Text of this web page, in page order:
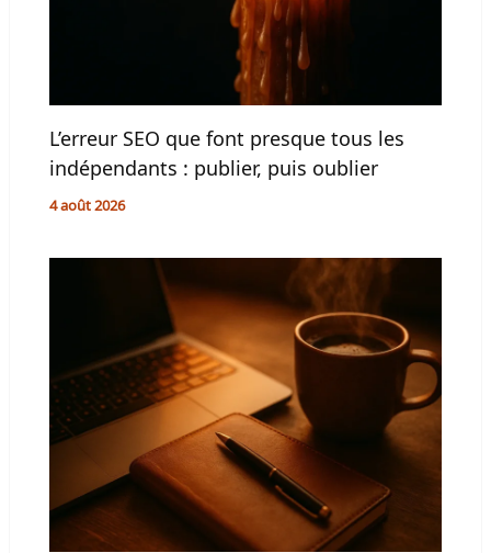
L’erreur SEO que font presque tous les
indépendants : publier, puis oublier
4 août 2026